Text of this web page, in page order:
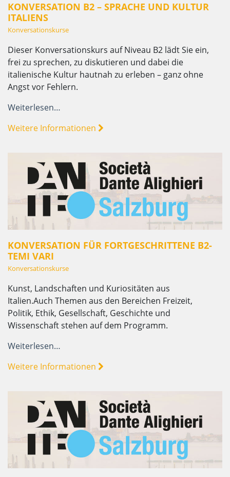
KONVERSATION B2 – SPRACHE UND KULTUR
ITALIENS
Konversationskurse
Dieser Konversationskurs auf Niveau B2 lädt Sie ein,
frei zu sprechen, zu diskutieren und dabei die
italienische Kultur hautnah zu erleben – ganz ohne
Angst vor Fehlern.
Weiterlesen…
Weitere Informationen
KONVERSATION FÜR FORTGESCHRITTENE B2-
TEMI VARI
Konversationskurse
Kunst, Landschaften und Kuriositäten aus
Italien.Auch Themen aus den Bereichen Freizeit,
Politik, Ethik, Gesellschaft, Geschichte und
Wissenschaft stehen auf dem Programm.
Weiterlesen…
Weitere Informationen